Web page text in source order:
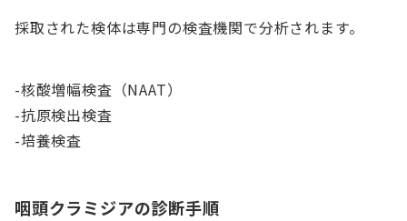
採取された検体は専門の検査機関で分析されます。
-核酸増幅検査（NAAT）
-抗原検出検査
-培養検査
咽頭クラミジアの診断手順